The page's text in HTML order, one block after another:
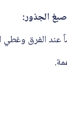
الجذور:
الفرق وغطي